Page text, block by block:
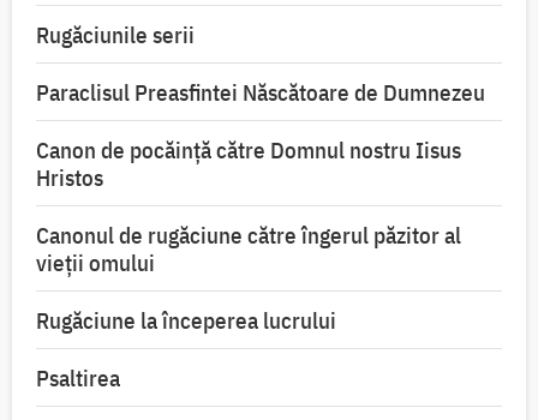
Rugăciunile serii
Paraclisul Preasfintei Născătoare de Dumnezeu
Canon de pocăință către Domnul nostru Iisus
Hristos
Canonul de rugăciune către îngerul păzitor al
vieții omului
Rugăciune la începerea lucrului
Psaltirea